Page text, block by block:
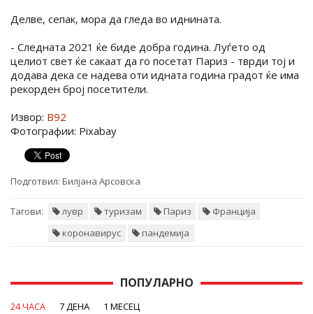
Делве, сепак, мора да гледа во иднината.
- Следната 2021 ќе биде добра година. Луѓето од
целиот свет ќе сакаат да го посетат Париз - тврди тој и
додава дека се надева оти идната година градот ќе има
рекорден број посетители.
Извор: B92
Фотографии: Pixabay
Подготвил: Билјана Арсовска
Тагови: лувр туризам Париз
Франција
коронавирус
пандемија
ПОПУЛАРНО
24 ЧАСА 7 ДЕНА 1 МЕСЕЦ